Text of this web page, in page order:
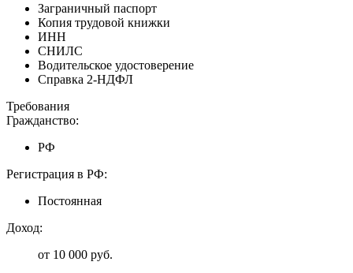
Заграничный паспорт
Копия трудовой книжки
ИНН
СНИЛС
Водительское удостоверение
Справка 2-НДФЛ
Требования
Гражданство:
РФ
Регистрация в РФ:
Постоянная
Доход:
от 10 000 руб.